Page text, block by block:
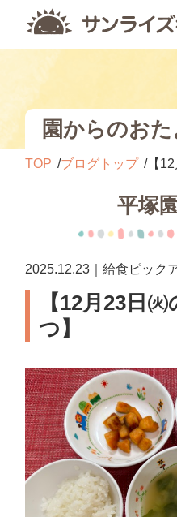
園からのおた
TOP ブログトップ 【12
平塚
2025.12.23｜給食ピック
【12月23日
つ】